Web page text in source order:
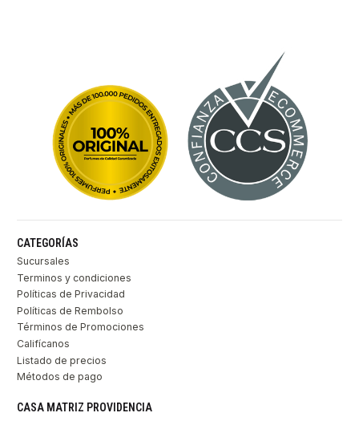
CATEGORÍAS
Sucursales
Terminos y condiciones
Políticas de Privacidad
Políticas de Rembolso
Términos de Promociones
Califícanos
Listado de precios
Métodos de pago
CASA MATRIZ PROVIDENCIA